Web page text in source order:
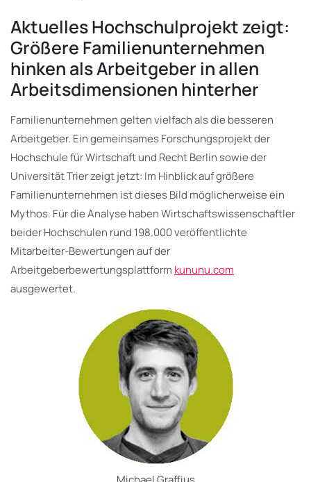
Aktuelles Hochschulprojekt zeigt:
Größere Familienunternehmen
hinken als Arbeitgeber in allen
Arbeitsdimensionen hinterher
Familienunternehmen gelten vielfach als die besseren
Arbeitgeber. Ein gemeinsames Forschungsprojekt der
Hochschule für Wirtschaft und Recht Berlin sowie der
Universität Trier zeigt jetzt: Im Hinblick auf größere
Familienunternehmen ist dieses Bild möglicherweise ein
Mythos. Für die Analyse haben Wirtschaftswissenschaftler
beider Hochschulen rund 198.000 veröffentlichte
Mitarbeiter-Bewertungen auf der
Arbeitgeberbewertungsplattform kununu.com
ausgewertet.